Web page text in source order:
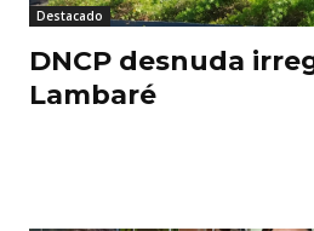
Destacado
DNCP desnuda
Lambaré